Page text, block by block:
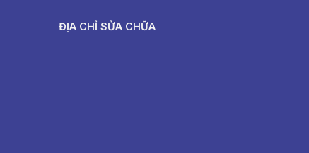
ĐỊA CHỈ SỬA CHỮA